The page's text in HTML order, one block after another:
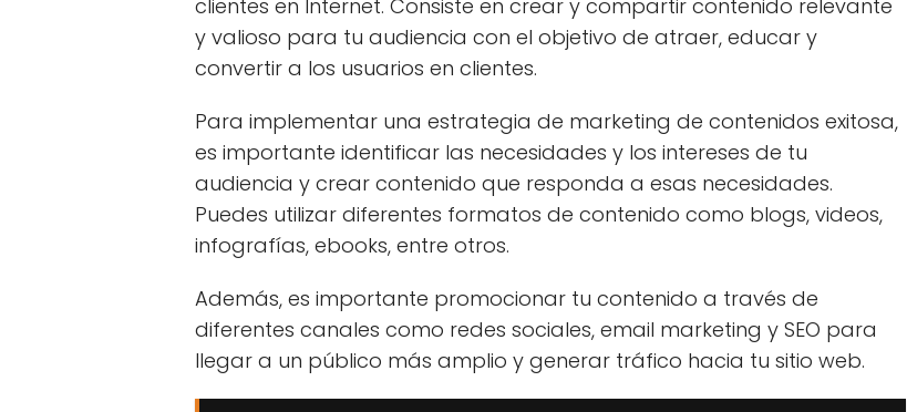
clientes en Internet. Consiste en crear y compartir contenido relevante
y valioso para tu audiencia con el objetivo de atraer, educar y
convertir a los usuarios en clientes.
Para implementar una estrategia de marketing de contenidos exitosa,
es importante identificar las necesidades y los intereses de tu
audiencia y crear contenido que responda a esas necesidades.
Puedes utilizar diferentes formatos de contenido como blogs, videos,
infografías, ebooks, entre otros.
Además, es importante promocionar tu contenido a través de
diferentes canales como redes sociales, email marketing y SEO para
llegar a un público más amplio y generar tráfico hacia tu sitio web.